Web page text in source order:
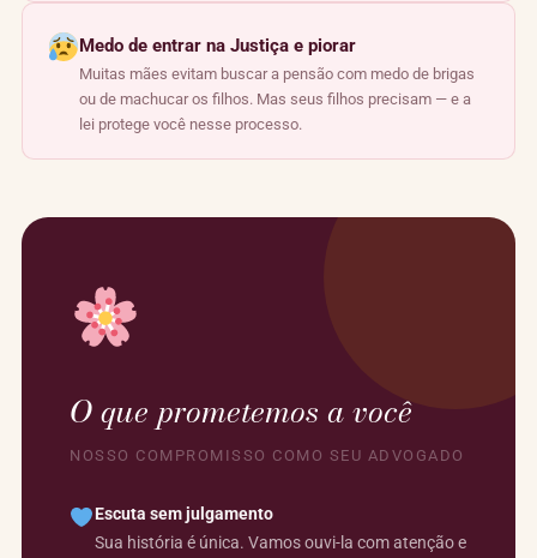
Medo de entrar na Justiça e piorar
Muitas mães evitam buscar a pensão com medo de brigas
ou de machucar os filhos. Mas seus filhos precisam — e a
lei protege você nesse processo.
O que prometemos a você
NOSSO COMPROMISSO COMO SEU ADVOGADO
Escuta sem julgamento
Sua história é única. Vamos ouvi-la com atenção e